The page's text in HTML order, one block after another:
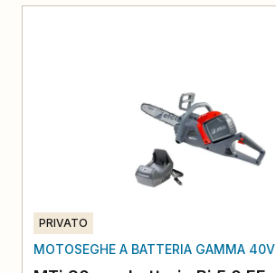
PRIVATO
MOTOSEGHE A BATTERIA GAMMA 40V